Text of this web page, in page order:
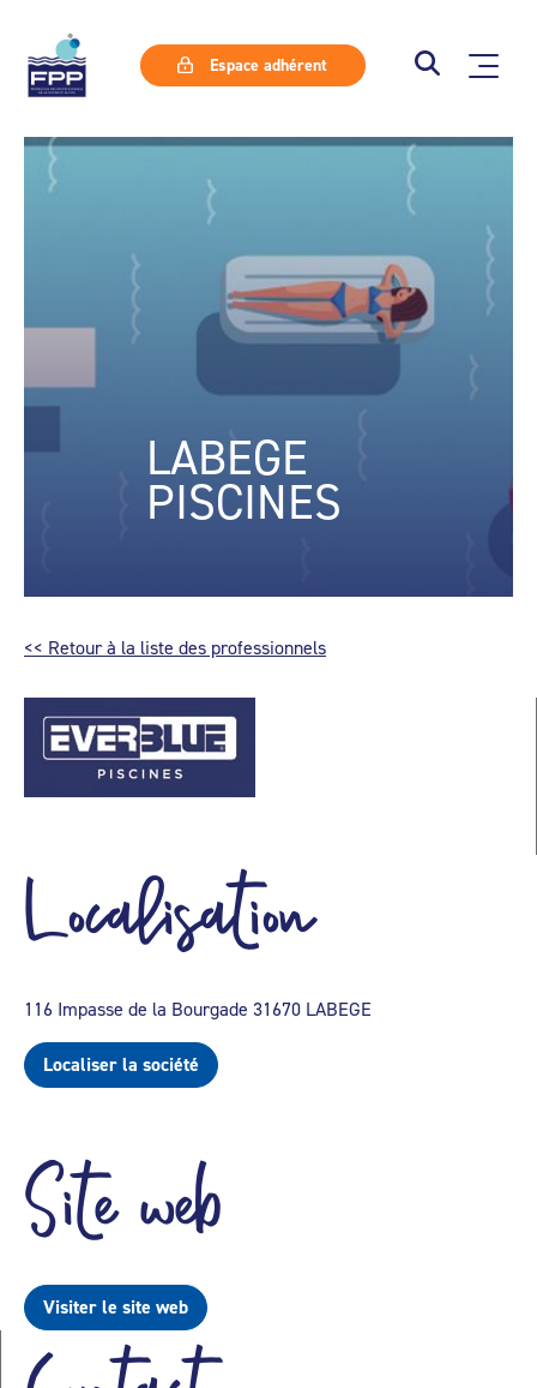
Espace adhérent
LABEGE
PISCINES
<< Retour à la liste des professionnels
Localisation
116 Impasse de la Bourgade 31670 LABEGE
Localiser la société
Site web
Visiter le site web